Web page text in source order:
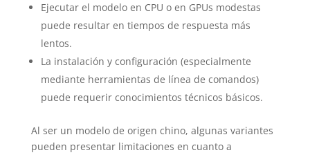
Ejecutar el modelo en CPU o en GPUs modestas
puede resultar en tiempos de respuesta más
lentos.
La instalación y configuración (especialmente
mediante herramientas de línea de comandos)
puede requerir conocimientos técnicos básicos.
Al ser un modelo de origen chino, algunas variantes
pueden presentar limitaciones en cuanto a